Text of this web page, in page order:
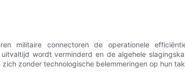
militaire connectoren de operationele
wordt verminderd en de algehele
zonder technologische belemmeringen op hun